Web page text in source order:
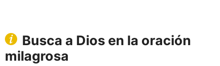
Busca a Dios en la oración
milagrosa